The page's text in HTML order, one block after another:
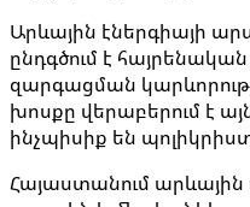
Արևային էներգիայի
ընդգծում է
զարգացման
խոսքը վերաբերում է
ինչպիսիք են
Հայաստանում